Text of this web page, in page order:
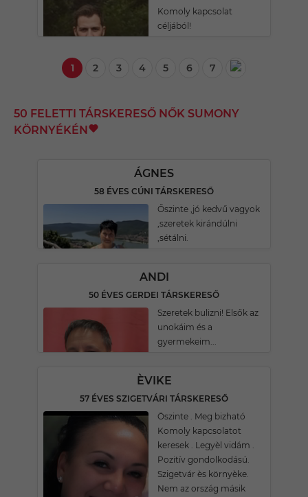
Komoly kapcsolat
céljából!
1 2 3 4 5 6 7
50 FELETTI TÁRSKERESŐ NŐK SUMONY
KÖRNYÉKÉN
ÁGNES
58 ÉVES CÚNI TÁRSKERESŐ
Őszinte ,jó kedvű vagyok
,szeretek kirándúlni
,sétálni.
ANDI
50 ÉVES GERDEI TÁRSKERESŐ
Szeretek bulizni! Elsők az
unokáim és a
gyermekeim...
ÈVIKE
57 ÉVES SZIGETVÁRI TÁRSKERESŐ
Öszinte . Meg bizható
Komoly kapcsolatot
keresek . Legyèl vidám .
Pozitív gondolkodású.
Szigetvár ès környèke.
Nem az ország másik